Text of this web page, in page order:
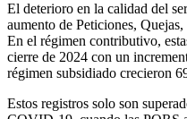
El deterioro en la calidad del
aumento de Peticiones,
En el régimen contributivo,
cierre de 2024 con un
régimen subsidiado crecieron
Estos registros solo son